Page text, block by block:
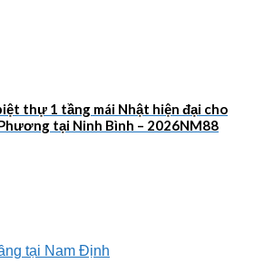
thự 1 tầng mái Nhật hiện đại cho
tại Ninh Bình – 2026NM88